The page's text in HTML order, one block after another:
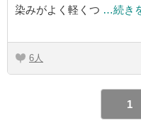
染みがよく軽くつ …続き
6
1